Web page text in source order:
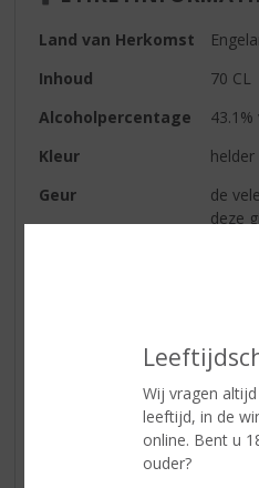
Wij vragen
leeftijd, in de
online. Bent u
ouder?
Land van Herkomst
Inhoud
70 CL
Alcoholpercentage
43.1%
Kleur
helder
Geur
de
deze
citrus
Reviews